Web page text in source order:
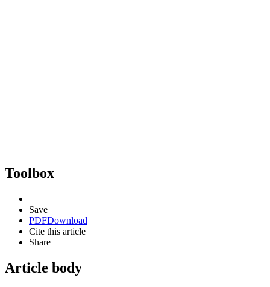
Toolbox
Save
PDFDownload
Cite this article
Share
Article body